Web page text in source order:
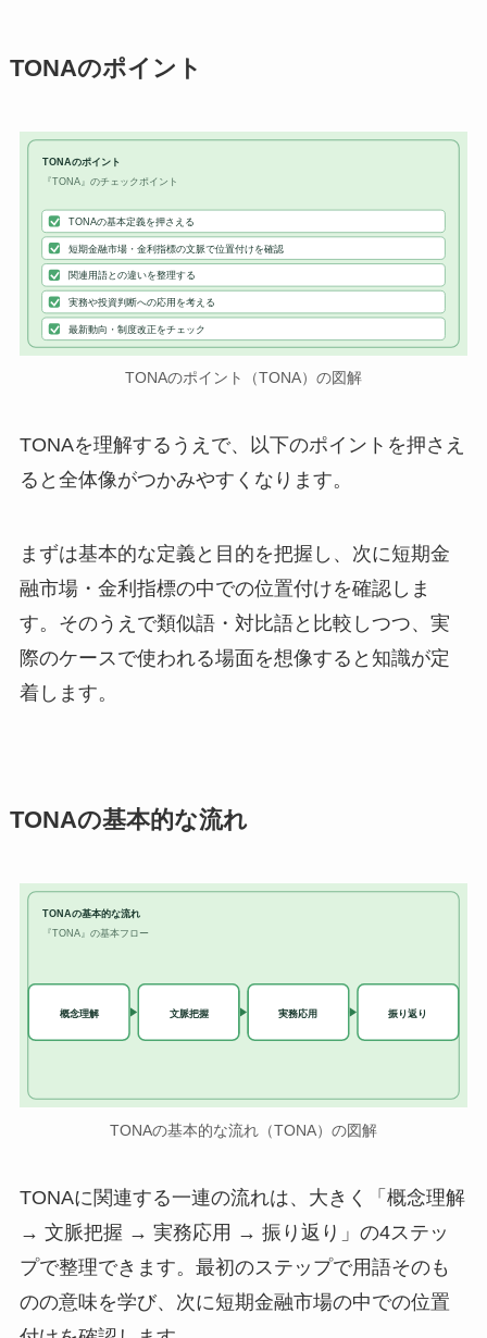
TONAのポイント
TONAのポイント
『TONA』のチェックポイント
TONAの基本定義を押さえる
短期金融市場・金利指標の文脈で位置付けを確認
関連用語との違いを整理する
実務や投資判断への応用を考える
最新動向・制度改正をチェック
TONAのポイント（TONA）の図解
TONAを理解するうえで、以下のポイントを押さえ
ると全体像がつかみやすくなります。
まずは基本的な定義と目的を把握し、次に短期金
融市場・金利指標の中での位置付けを確認しま
す。そのうえで類似語・対比語と比較しつつ、実
際のケースで使われる場面を想像すると知識が定
着します。
TONAの基本的な流れ
TONAの基本的な流れ
『TONA』の基本フロー
概念理解 文脈把握 実務応用 振り返り
TONAの基本的な流れ（TONA）の図解
TONAに関連する一連の流れは、大きく「概念理解
→ 文脈把握 → 実務応用 → 振り返り」の4ステッ
プで整理できます。最初のステップで用語そのも
のの意味を学び、次に短期金融市場の中での位置